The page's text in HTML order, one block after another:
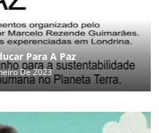
Para A Paz
De 2023